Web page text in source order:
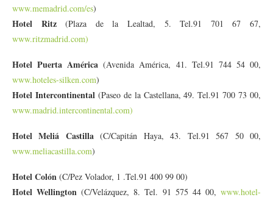
www.memadrid.com/es)
Hotel Ritz(Plaza de la Lealtad, 5. Tel.91 701 67 67,
www.ritzmadrid.com)
Hotel Puerta América(Avenida América, 41. Tel.91 744 54 00,
www.hoteles-silken.com)
Hotel Intercontinental (Paseo de la Castellana, 49. Tel.91 700 73 00,
www.madrid.intercontinental.com)
Hotel Meliá Castilla(C/Capitán Haya, 43. Tel.91 567 50 00,
www.meliacastilla.com)
Hotel Colón (C/Pez Volador, 1 .Tel.91 400 99 00)
Hotel Wellington(C/Velázquez, 8. Tel. 91 575 44 00,www.hotel-